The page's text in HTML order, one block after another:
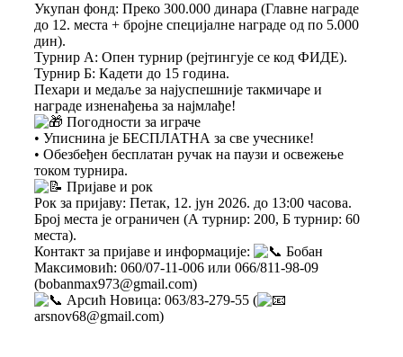
Укупан фонд: Преко 300.000 динара (Главне награде
до 12. места + бројне специјалне награде од по 5.000
дин).
Турнир А: Опен турнир (рејтингује се код ФИДЕ).
Турнир Б: Кадети до 15 година.
Пехари и медаље за најуспешније такмичаре и
награде изненађења за најмлађе!
Погодности за играче
• Уписнина је БЕСПЛАТНА за све учеснике!
• Обезбеђен бесплатан ручак на паузи и освежење
током турнира.
Пријаве и рок
Рок за пријаву: Петак, 12. јун 2026. до 13:00 часова.
Број места је ограничен (А турнир: 200, Б турнир: 60
места).
Контакт за пријаве и информације:
Бобан
Максимовић: 060/07-11-006 или 066/811-98-09
(bobanmax973@gmail.com)
Арсић Новица: 063/83-279-55 (
arsnov68@gmail.com)